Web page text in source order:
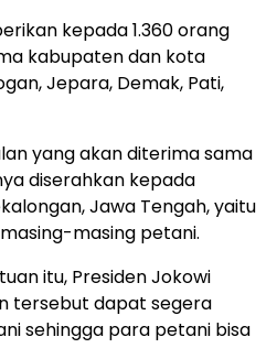
kepada 1.360 orang
kabupaten dan kota
Jepara, Demak, Pati,
yang akan diterima sama
diserahkan kepada
Jawa Tengah, yaitu
masing petani.
itu, Presiden Jokowi
tersebut dapat segera
sehingga para petani bisa